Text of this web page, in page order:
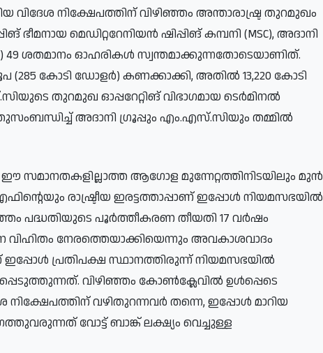
വിദേശ നിക്ഷേപത്തിന് വിഴിഞ്ഞം അന്താരാഷ്ട്ര തുറമുഖം
മെഡിറ്ററേനിയൻ ഷിപ്പിങ് കമ്പനി (MSC), അദാനി
49 ശതമാനം ഓഹരികൾ സ്വന്തമാക്കുന്നതോടെയാണിത്.
കോടി ഡോളർ) കണക്കാക്കി, അതിൽ 13,220 കോടി
തുറമുഖ ഓപ്പറേറ്റിങ് വിഭാഗമായ ടെർമിനൽ
അദാനി ഗ്രൂപ്പും എം.എസ്.സിയും തമ്മിൽ
ആഗോള മുന്നേറ്റത്തിനിടയിലും മുൻ
രാഷ്ട്രീയ ഇരട്ടത്താപ്പാണ് ഇപ്പോൾ നിയമസഭയിൽ
പദ്ധതിയുടെ പൂർത്തീകരണ തീയതി 17 വർഷം
വിഹിതം നേരത്തെയാക്കിയെന്നും അവകാശവാദം
പ്രതിപക്ഷ സ്ഥാനത്തിരുന്ന് നിയമസഭയിൽ
വിഴിഞ്ഞം കോൺക്ലേവിൽ ഉൾപ്പെടെ
നിക്ഷേപത്തിന് വഴിതുറന്നവർ തന്നെ, ഇപ്പോൾ മാറിയ
വോട്ട് ബാങ്ക് ലക്ഷ്യം വെച്ചുള്ള